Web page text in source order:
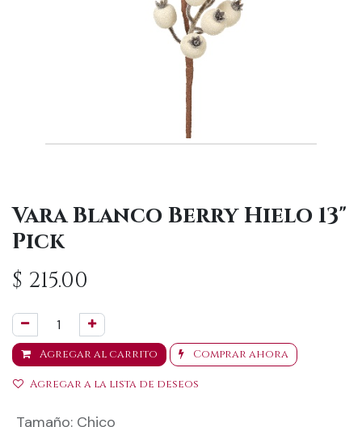
Vara Blanco Berry Hielo 13"
Pick
$ 215.00
Agregar al carrito Comprar ahora
Agregar a la lista de deseos
Tamaño: Chico